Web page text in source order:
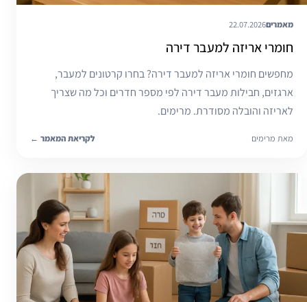
מאמרים22.07.2026
חומרי אריזה למעבר דירה
מחפשים חומרי אריזה למעבר דירה? בחרו קרטונים למעבר,
ארגזים, חבילות מעבר דירה לפי מספר חדרים וכל מה שצריך
לאריזה והובלה מסודרת. מרימים.
מאת מרימים לקריאת המאמר ←